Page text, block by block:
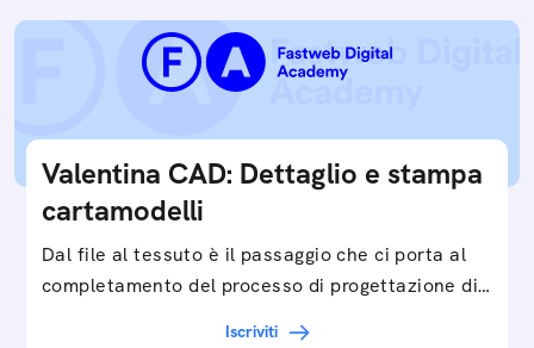
Valentina CAD: Dettaglio e stampa
cartamodelli
Dal file al tessuto è il passaggio che ci porta al
completamento del processo di progettazione di
Iscriviti